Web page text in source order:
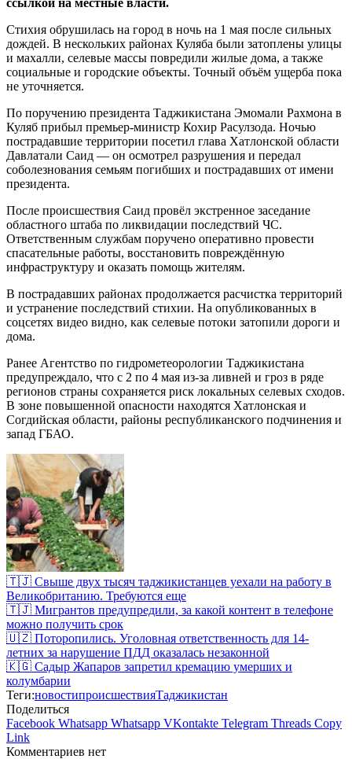
Стихия обрушилась на город в ночь на 1 мая после сильных
дождей. В нескольких районах Куляба были затоплены улицы
и махалли, селевые массы повредили жилые дома, а также
социальные и городские объекты. Точный объём ущерба пока
не уточняется.
По поручению президента Таджикистана Эмомали Рахмона в
Куляб прибыл премьер-министр Кохир Расулзода. Ночью
пострадавшие территории посетил глава Хатлонской области
Давлатали Саид — он осмотрел разрушения и передал
соболезнования семьям погибших и пострадавших от имени
президента.
После происшествия Саид провёл экстренное заседание
областного штаба по ликвидации последствий ЧС.
Ответственным службам поручено оперативно провести
спасательные работы, восстановить повреждённую
инфраструктуру и оказать помощь жителям.
В пострадавших районах продолжается расчистка территорий
и устранение последствий стихии. На опубликованных в
соцсетях видео видно, как селевые потоки затопили дороги и
дома.
Ранее Агентство по гидрометеорологии Таджикистана
предупреждало, что с 2 по 4 мая из‑за ливней и гроз в ряде
регионов страны сохраняется риск локальных селевых сходов.
В зоне повышенной опасности находятся Хатлонская и
Согдийская области, районы республиканского подчинения и
запад ГБАО.
🇹🇯 Свыше двух тысяч таджикистанцев уехали на работу в
Великобританию. Требуются еще
🇹🇯 Мигрантов предупредили, за какой контент в телефоне
можно получить срок
🇺🇿 Поторопились. Уголовная ответственность для 14-
летних за нарушение ПДД оказалась незаконной
🇰🇬 Садыр Жапаров запретил кремацию умерших и
колумбарии
Теги:новостипроисшествияТаджикистан
Поделиться
Facebook Whatsapp Whatsapp VKontakte Telegram Threads Copy
Link
Комментариев нет